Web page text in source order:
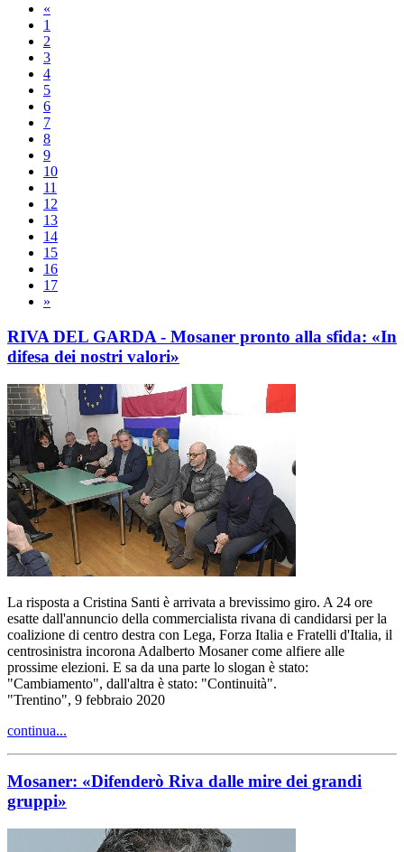
«
1
2
3
4
5
6
7
8
9
10
11
12
13
14
15
16
17
»
RIVA DEL GARDA - Mosaner pronto alla sfida: «In
difesa dei nostri valori»
La risposta a Cristina Santi è arrivata a brevissimo giro. A 24 ore
esatte dall'annuncio della commercialista rivana di candidarsi per la
coalizione di centro destra con Lega, Forza Italia e Fratelli d'Italia, il
centrosinistra incorona Adalberto Mosaner come alfiere alle
prossime elezioni. E sa da una parte lo slogan è stato:
"Cambiamento", dall'altra è stato: "Continuità".
"Trentino", 9 febbraio 2020
continua...
Mosaner: «Difenderò Riva dalle mire dei grandi
gruppi»